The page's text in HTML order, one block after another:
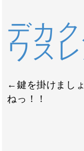
デカク
ワス
←鍵を掛けまし
ねっ！！